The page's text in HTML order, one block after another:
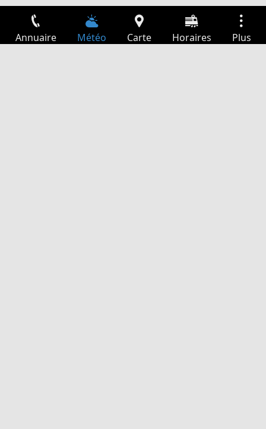
Annuaire Météo Carte Horaires Plus